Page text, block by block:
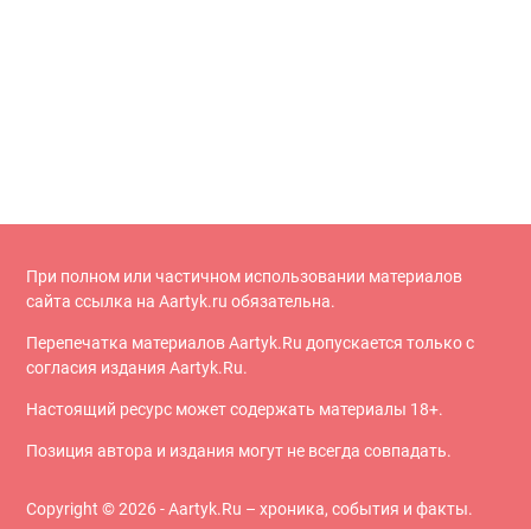
При полном или частичном использовании материалов
сайта ссылка на Aartyk.ru oбязательна.
Перепечатка материалов Aartyk.Ru допускается только с
согласия издания Aartyk.Ru.
Настоящий ресурс может содержать материалы 18+.
Позиция автора и издания могут не всегда совпадать.
Copyright © 2026 - Aartyk.Ru – хроника, события и факты.